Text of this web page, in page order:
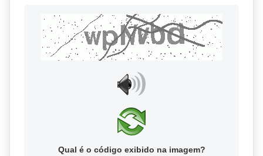
Qual é o código exibido na imagem?